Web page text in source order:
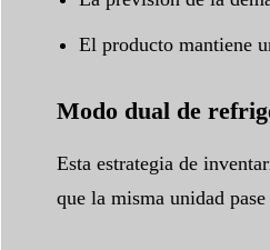
El producto mantiene
Modo dual de
Esta estrategia de
que la misma unidad